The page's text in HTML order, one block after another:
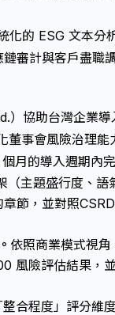
化的 ESG 文本分
審計與客戶盡職
）協助台灣企業
董事會風險治理能
月的導入週期內
主題盛行度、語
節，並對照
依照商業模式視
風險評估結果，
合程度」評分維